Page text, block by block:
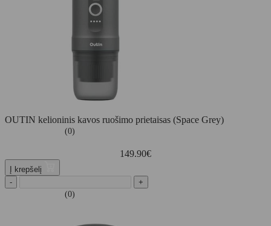
OUTIN kelioninis kavos ruošimo prietaisas (Space Grey)
(0)
149.90€
Į krepšelį
-
+
(0)